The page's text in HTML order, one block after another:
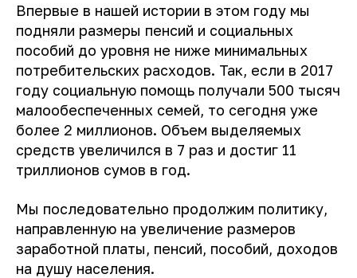
Впервые в нашей истории в этом году мы
подняли размеры пенсий и социальных
пособий до уровня не ниже минимальных
потребительских расходов. Так, если в 2017
году социальную помощь получали 500 тысяч
малообеспеченных семей, то сегодня уже
более 2 миллионов. Объем выделяемых
средств увеличился в 7 раз и достиг 11
триллионов сумов в год.
Мы последовательно продолжим политику,
направленную на увеличение размеров
заработной платы, пенсий, пособий, доходов
на душу населения.